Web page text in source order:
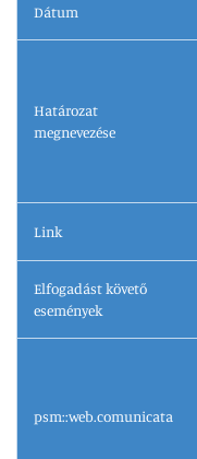
Dátum
Határozat
megnevezése
Link
Elfogadást követő
események
psm::web.comunicata